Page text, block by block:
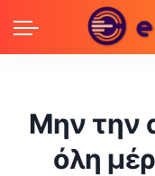
Μην την
όλη